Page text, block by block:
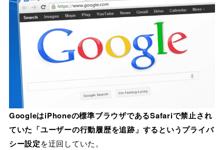
GoogleはiPhoneの標準ブラウザであるSafariで禁止され
ていた「ユーザーの行動履歴を追跡」するというプライバ
シー設定を迂回していた。